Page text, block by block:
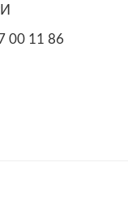
00 11 86